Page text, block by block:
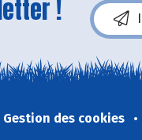
!
Gestion des cookies